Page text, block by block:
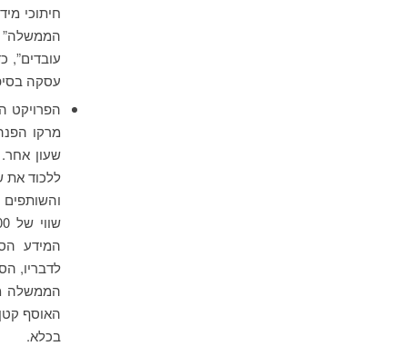
חיתוכי
עסקה
הפרויקט
מרקו
שעון
ללכוד את
המידע
לדבריו,
הממשלה
האוסף
בכלא.